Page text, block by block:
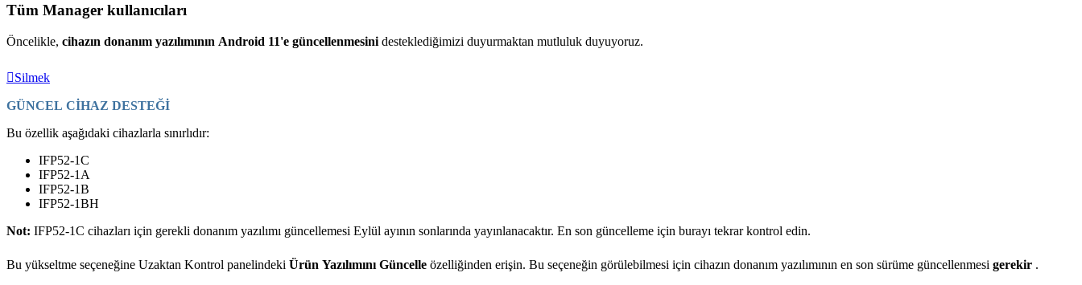
Tüm Manager kullanıcıları
Öncelikle, cihazın donanım yazılımının Android 11'e güncellenmesini desteklediğimizi duyurmaktan mutluluk duyuyoruz.
Silmek
GÜNCEL CİHAZ DESTEĞİ
Bu özellik aşağıdaki cihazlarla sınırlıdır:
IFP52-1C
IFP52-1A
IFP52-1B
IFP52-1BH
Not: IFP52-1C cihazları için gerekli donanım yazılımı güncellemesi Eylül ayının sonlarında yayınlanacaktır. En son güncelleme için burayı tekrar kontrol edin.
Bu yükseltme seçeneğine Uzaktan Kontrol panelindeki Ürün Yazılımını Güncelle özelliğinden erişin. Bu seçeneğin görülebilmesi için cihazın donanım yazılımının en son sürüme güncellenmesi gerekir .